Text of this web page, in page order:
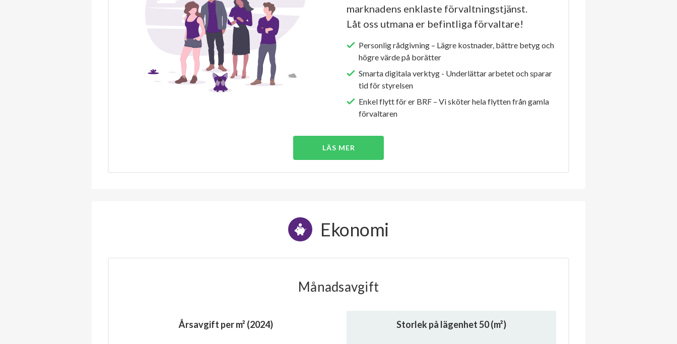
marknadens enklaste förvaltningstjänst.
Låt oss utmana er befintliga förvaltare!
Personlig rådgivning – Lägre kostnader, bättre betyg och
högre värde på borätter
Smarta digitala verktyg - Underlättar arbetet och sparar
tid för styrelsen
Enkel flytt för er BRF – Vi sköter hela flytten från gamla
förvaltaren
LÄS MER
Ekonomi
Månadsavgift
Årsavgift per m² (2024) Storlek på lägenhet50(m²)